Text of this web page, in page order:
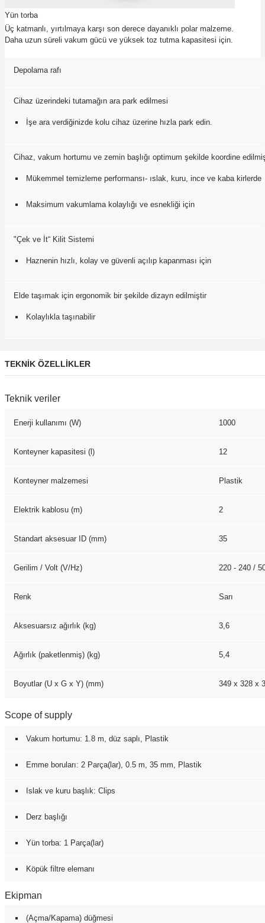
Yün torba
Üç katmanlı, yırtılmaya karşı son derece dayanıklı polar malzeme.
Daha uzun süreli vakum gücü ve yüksek toz tutma kapasitesi için.
Depolama rafı
Cihaz üzerindeki tutamağın ara park edilmesi
İşe ara verdiğinizde kolu cihaz üzerine hızla park edin.
Cihaz, vakum hortumu ve zemin başlığı optimum şekilde koordine
Mükemmel temizleme performansı- ıslak, kuru, ince ve kaba kirlerde
Maksimum vakumlama kolaylığı ve esnekliği için
"Çek ve İt“ Kilit Sistemi
Haznenin hızlı, kolay ve güvenli açılıp kapanması için
Elde taşımak için ergonomik bir şekilde dizayn edilmiştir
Kolaylıkla taşınabilir
TEKNIK ÖZELLIKLER
Teknik veriler
Enerji kullanımı (W) 1000
Konteyner kapasitesi (l) 12
Konteyner malzemesi Plastik
Elektrik kablosu (m) 2
Standart aksesuar ID (mm) 35
Gerilim / Volt (V/Hz) 220 - 240 /
Renk Sarı
Aksesuarsız ağırlık (kg) 3,6
Ağırlık (paketlenmiş) (kg) 5,4
Boyutlar (U x G x Y) (mm) 349 x 328 x
Scope of supply
Vakum hortumu: 1.8 m, düz saplı, Plastik
Emme boruları: 2 Parça(lar), 0.5 m, 35 mm, Plastik
Islak ve kuru başlık: Clips
Derz başlığı
Yün torba: 1 Parça(lar)
Köpük filtre elemanı
Ekipman
(Açma/Kapama) düğmesi